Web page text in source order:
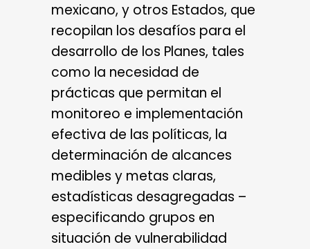
mexicano, y otros Estados, que
recopilan los desafíos para el
desarrollo de los Planes, tales
como la necesidad de
prácticas que permitan el
monitoreo e implementación
efectiva de las políticas, la
determinación de alcances
medibles y metas claras,
estadísticas desagregadas –
especificando grupos en
situación de vulnerabilidad